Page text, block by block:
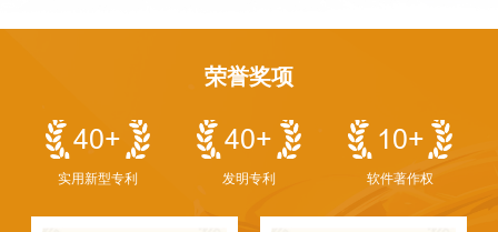
荣誉奖项
40+
实用新型专利
40+
发明专利
10+
软件著作权